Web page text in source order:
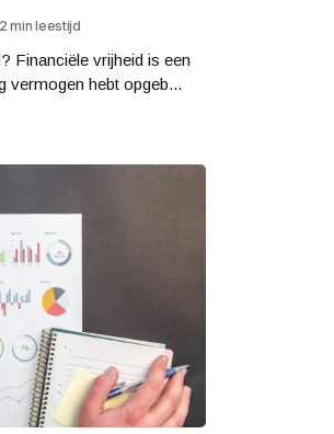
2 min leestijd
Financiële vrijheid is een
vermogen hebt opgeb...